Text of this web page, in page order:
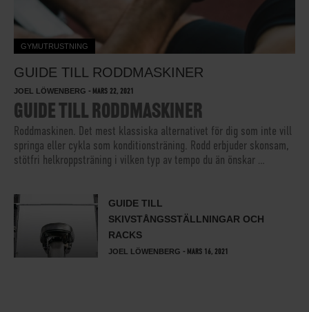
GYMUTRUSTNING
GUIDE TILL RODDMASKINER
JOEL LÖWENBERG - MARS 22, 2021
GUIDE TILL RODDMASKINER
Roddmaskinen. Det mest klassiska alternativet för dig som inte vill
springa eller cykla som konditionsträning. Rodd erbjuder skonsam,
stötfri helkroppsträning i vilken typ av tempo du än önskar …
GUIDE TILL
SKIVSTÅNGSSTÄLLNINGAR OCH
RACKS
JOEL LÖWENBERG - MARS 16, 2021